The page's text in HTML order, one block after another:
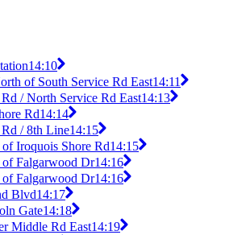
14:10
of South Service Rd East14:11
/ North Service Rd East14:13
Rd14:14
/ 8th Line14:15
Iroquois Shore Rd14:15
Falgarwood Dr14:16
Falgarwood Dr14:16
Blvd14:17
Gate14:18
Middle Rd East14:19